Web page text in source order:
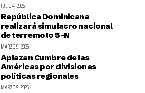
JULIO 4, 2026
República Dominicana
realizará simulacro nacional
de terremoto 5-N
MARZO 9, 2026
Aplazan Cumbre de las
Américas por divisiones
políticas regionales
MARZO 9, 2026